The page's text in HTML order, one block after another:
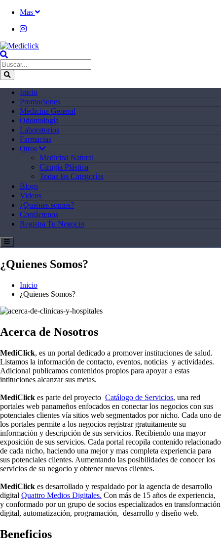
Mas
Inicio
Promociones
Medicina General
Odontología
Laboratorios
Farmacias
Otros
Medicina Natural
Cirugía Plástica
Todas las Categorías
Blogs
Videos
¿Quiénes somos?
Contáctenos
Registra Tu Negocio
¿Quienes Somos?
Inicio
¿Quienes Somos?
Acerca de Nosotros
MediClick, es un portal dedicado a promover instituciones de salud.
Listamos la información de contacto, eventos, noticias y actividades.
Adicional publicamos contenidos propios para apoyar a estas
intituciones alcanzar sus metas.
MediClick es parte del proyecto Catálogo de Servicios, una red
portales web panameños enfocados en conectar los negocios con sus
potenciales clientes vía sitios web segmentados por nicho. Cada uno de
los portales permite a los negocios registrar gratuitamente su
información y descripción de sus servicios. Recibiendo una mayor
exposición de sus servicios. Cada portal recopila contenido relacionado
de cada nicho, haciendo una mejor y mas completa experiencia para
sus potenciales clientes. Aumentando las posibilidades de conocer los
servicios de su negocio y obtener nuevos clientes.
MediClick es desarrollado y respaldado por la agencia de desarrollo
digital Quattro Medios Digitales. Con más de 15 años de experiencia,
y conformado por un grupo de socios especializados en transformación
digital, automatización, programación, desarrollo y diseño web.
Beneficios